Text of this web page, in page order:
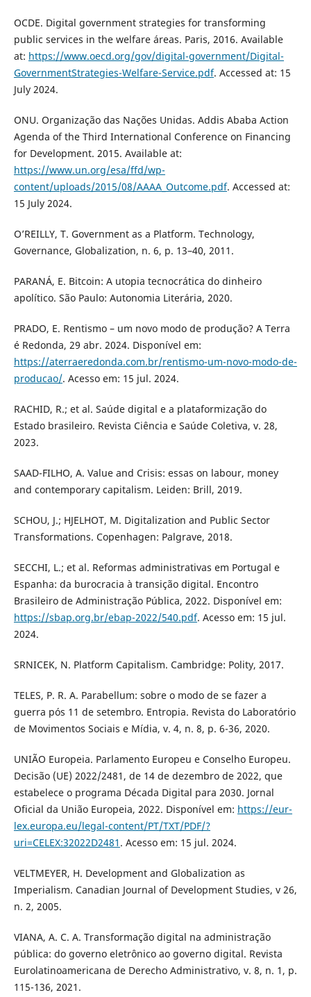
OCDE. Digital government strategies for transforming
public services in the welfare áreas. Paris, 2016. Available
at: https://www.oecd.org/gov/digital-government/Digital-
GovernmentStrategies-Welfare-Service.pdf. Accessed at: 15
July 2024.
ONU. Organização das Nações Unidas. Addis Ababa Action
Agenda of the Third International Conference on Financing
for Development. 2015. Available at:
https://www.un.org/esa/ffd/wp-
content/uploads/2015/08/AAAA_Outcome.pdf. Accessed at:
15 July 2024.
O’REILLY, T. Government as a Platform. Technology,
Governance, Globalization, n. 6, p. 13–40, 2011.
PARANÁ, E. Bitcoin: A utopia tecnocrática do dinheiro
apolítico. São Paulo: Autonomia Literária, 2020.
PRADO, E. Rentismo – um novo modo de produção? A Terra
é Redonda, 29 abr. 2024. Disponível em:
https://aterraeredonda.com.br/rentismo-um-novo-modo-de-
producao/. Acesso em: 15 jul. 2024.
RACHID, R.; et al. Saúde digital e a plataformização do
Estado brasileiro. Revista Ciência e Saúde Coletiva, v. 28,
2023.
SAAD-FILHO, A. Value and Crisis: essas on labour, money
and contemporary capitalism. Leiden: Brill, 2019.
SCHOU, J.; HJELHOT, M. Digitalization and Public Sector
Transformations. Copenhagen: Palgrave, 2018.
SECCHI, L.; et al. Reformas administrativas em Portugal e
Espanha: da burocracia à transição digital. Encontro
Brasileiro de Administração Pública, 2022. Disponível em:
https://sbap.org.br/ebap-2022/540.pdf. Acesso em: 15 jul.
2024.
SRNICEK, N. Platform Capitalism. Cambridge: Polity, 2017.
TELES, P. R. A. Parabellum: sobre o modo de se fazer a
guerra pós 11 de setembro. Entropia. Revista do Laboratório
de Movimentos Sociais e Mídia, v. 4, n. 8, p. 6-36, 2020.
UNIÃO Europeia. Parlamento Europeu e Conselho Europeu.
Decisão (UE) 2022/2481, de 14 de dezembro de 2022, que
estabelece o programa Década Digital para 2030. Jornal
Oficial da União Europeia, 2022. Disponível em: https://eur-
lex.europa.eu/legal-content/PT/TXT/PDF/?
uri=CELEX:32022D2481 . Acesso em: 15 jul. 2024.
VELTMEYER, H. Development and Globalization as
Imperialism. Canadian Journal of Development Studies, v 26,
n. 2, 2005.
VIANA, A. C. A. Transformação digital na administração
pública: do governo eletrônico ao governo digital. Revista
Eurolatinoamericana de Derecho Administrativo, v. 8, n. 1, p.
115-136, 2021.